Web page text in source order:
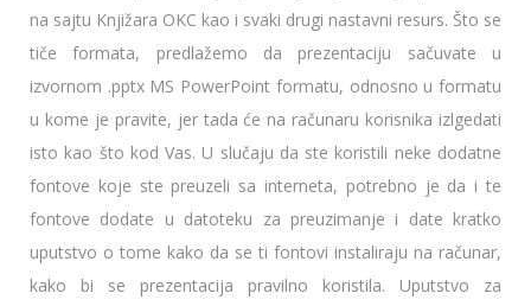
na sajtu Knjižara OKC kao i svaki drugi nastavni resurs. Što se
tiče formata, predlažemo da prezentaciju sačuvate u
izvornom .pptx MS PowerPoint formatu, odnosno u formatu
u kome je pravite, jer tada će na računaru korisnika izlgedati
isto kao što kod Vas. U slučaju da ste koristili neke dodatne
fontove koje ste preuzeli sa interneta, potrebno je da i te
fontove dodate u datoteku za preuzimanje i date kratko
uputstvo o tome kako da se ti fontovi instaliraju na računar,
kako bi se prezentacija pravilno koristila. Uputstvo za